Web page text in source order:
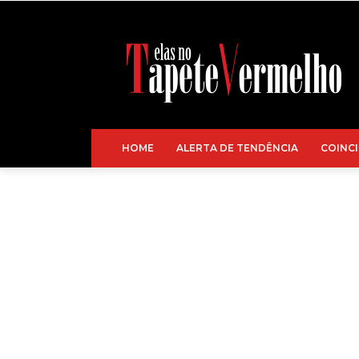
HOME ALERTA DE TENDÊNCIA